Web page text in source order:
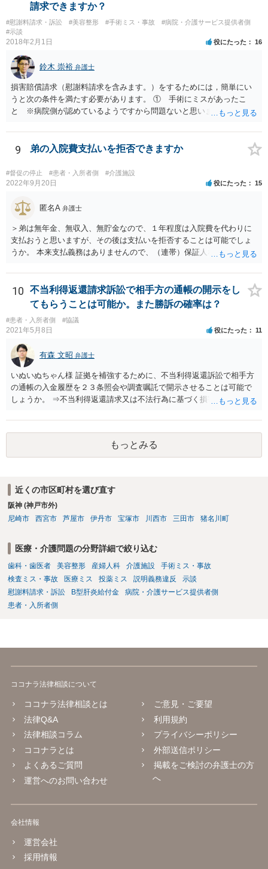
請求できますか？
#慰謝料請求・訴訟 #美容整形 #手術ミス・事故
#病院・介護サービス提供者側
#示談
2018年2月1日 役にたった 16
鈴木 崇裕 弁護士
損害賠償請求（慰謝料請求を含みます。）をするためには，簡単にい
うと次の条件を満たす必要があります。 ① 手術にミスがあったこ
と ※病院側が認めているようですから問題ないと思います。 ② 手
術のミスの「せいで」マスクが外せなくなったこと ④ 仕事を休まな
ければならなくなった「せいで」休業損害が発生したこと ⑤ マスク
を外せなくなった「せいで」経済的に評価できる精神的な損害が発生
したこと 「せいで」と強調した点が，内藤先生のご指摘なさる「相当
因果関係」です。 手術のミスと関係のないことまでは責任追及ができ
しく悪くなってしまったとか， 手術のミスの結果，入院期間が延びて
しまったとかいう事情があれば， 追加請求が可能な余地があります。
ただし，手術代の返金に応じた際に「これ以上金銭の請求はしませ
ん」という趣旨の合意をしてしまっていると， 上記の請求は，基本的
には困難となります。
9 弟の入院費支払いを拒否できますか
#督促の停止 #患者・入所者側 #介護施設
2022年9月20日 役にたった 15
匿名A 弁護士
＞弟は無年金、無収入、無貯金なので、１年程度は入院費を代わりに
支払おうと思いますが、その後は支払いを拒否することは可能でしょ
うか。 本来支払義務はありませんので、（連帯）保証人などにならな
10
不当利得返還請求訴訟で相手方の通帳の開示をし
てもらうことは可能か。また勝訴の確率は？
#患者・入所者側 #協議
2021年5月8日 役にたった 11
有森 文昭 弁護士
いぬいぬちゃん様 証拠を補強するために、不当利得返還訴訟で相手方
の通帳の入金履歴を２３条照会や調査嘱託で開示させることは可能で
しょうか。 ⇒不当利得返還請求又は不法行為に基づく損害賠償請求の
等を行うことは十分考えられます。もっとも、網羅的な探索的調査と
なることを裁判所は忌避しますので、具体的な期間等を特定して行う
必要があります。 不正引き出しと入金の金額と日付がすべて一致して
いた場合勝訴の確率はどのくらいでしょうか。 ⇒誠に恐縮ですが、勝
縮ですが、使途不明金訴訟の場合には、よくて５分５分というところ
です。 なお、仮に裁判で勝ったとしても弟さんに資力がないと具体的
な回収をすることはできませんので、弟さんの財産への事前の仮差押
勧めいたします。
もっとみる
近くの市区町村を選び直す
阪神 (神戸市外)
尼崎市
西宮市 芦屋市 伊丹市 宝塚市 川西市 三田市 猪名川町
医療・介護問題の分野詳細で絞り込む
歯科・歯医者 美容整形 産婦人科 介護施設
手術ミス・事故
検査ミス・事故
医療ミス 投薬ミス 説明義務違反
示談
慰謝料請求・訴訟
B型肝炎給付金
病院・介護サービス提供者側
患者・入所者側
ココナラ法律相談について
ココナラ法律相談とは
法律Q&A
法律相談コラム
ココナラとは
よくあるご質問
運営へのお問い合わせ
ご意見・ご要望
利用規約
プライバシーポリシー
外部送信ポリシー
掲載をご検討の弁護士の方
へ
会社情報
運営会社
採用情報